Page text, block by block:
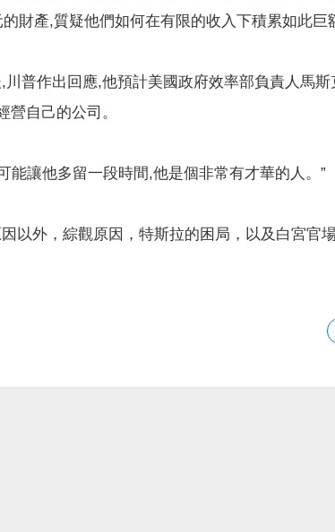
財產,質疑他們如何在有限的收入下積累如此巨
普作出回應,他預計美國政府效率部負責人馬
營自己的公司。
能讓他多留一段時間,他是個非常有才華的人。”
以外，綜觀原因，特斯拉的困局，以及白宮官